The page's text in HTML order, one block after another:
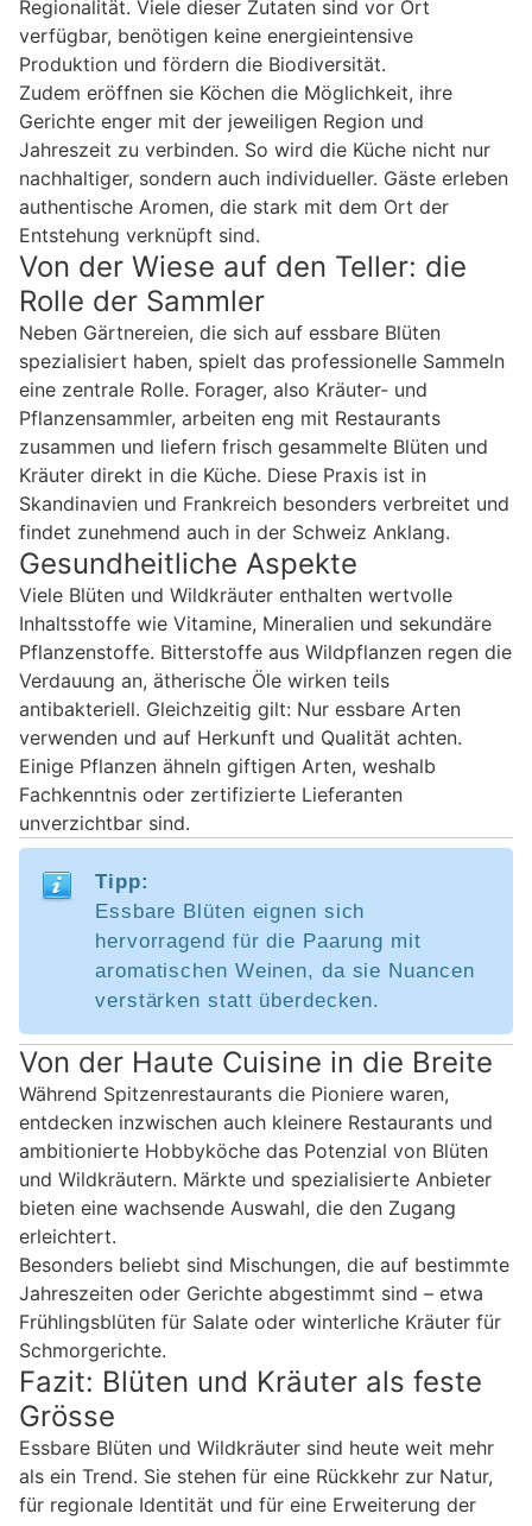
Regionalität. Viele dieser Zutaten sind vor Ort
verfügbar, benötigen keine energieintensive
Produktion und fördern die Biodiversität.
Zudem eröffnen sie Köchen die Möglichkeit, ihre
Gerichte enger mit der jeweiligen Region und
Jahreszeit zu verbinden. So wird die Küche nicht nur
nachhaltiger, sondern auch individueller. Gäste erleben
authentische Aromen, die stark mit dem Ort der
Entstehung verknüpft sind.
Von der Wiese auf den Teller: die
Rolle der Sammler
Neben Gärtnereien, die sich auf essbare Blüten
spezialisiert haben, spielt das professionelle Sammeln
eine zentrale Rolle. Forager, also Kräuter- und
Pflanzensammler, arbeiten eng mit Restaurants
zusammen und liefern frisch gesammelte Blüten und
Kräuter direkt in die Küche. Diese Praxis ist in
Skandinavien und Frankreich besonders verbreitet und
findet zunehmend auch in der Schweiz Anklang.
Gesundheitliche Aspekte
Viele Blüten und Wildkräuter enthalten wertvolle
Inhaltsstoffe wie Vitamine, Mineralien und sekundäre
Pflanzenstoffe. Bitterstoffe aus Wildpflanzen regen die
Verdauung an, ätherische Öle wirken teils
antibakteriell. Gleichzeitig gilt: Nur essbare Arten
verwenden und auf Herkunft und Qualität achten.
Einige Pflanzen ähneln giftigen Arten, weshalb
Fachkenntnis oder zertifizierte Lieferanten
unverzichtbar sind.
Tipp:
Essbare Blüten eignen sich
hervorragend für die Paarung mit
aromatischen Weinen, da sie Nuancen
verstärken statt überdecken.
Von der Haute Cuisine in die Breite
Während Spitzenrestaurants die Pioniere waren,
entdecken inzwischen auch kleinere Restaurants und
ambitionierte Hobbyköche das Potenzial von Blüten
und Wildkräutern. Märkte und spezialisierte Anbieter
bieten eine wachsende Auswahl, die den Zugang
erleichtert.
Besonders beliebt sind Mischungen, die auf bestimmte
Jahreszeiten oder Gerichte abgestimmt sind – etwa
Frühlingsblüten für Salate oder winterliche Kräuter für
Schmorgerichte.
Fazit: Blüten und Kräuter als feste
Grösse
Essbare Blüten und Wildkräuter sind heute weit mehr
als ein Trend. Sie stehen für eine Rückkehr zur Natur,
für regionale Identität und für eine Erweiterung der